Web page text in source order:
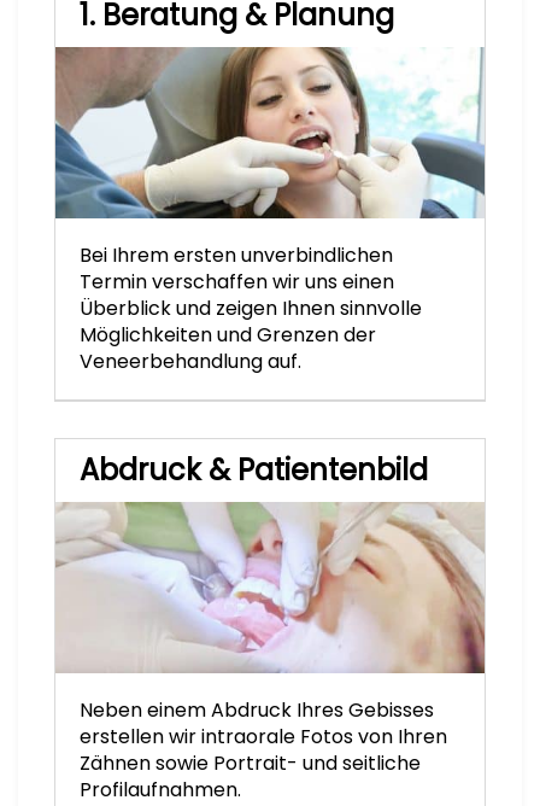
1. Beratung & Planung
Bei Ihrem ersten unverbindlichen
Termin verschaffen wir uns einen
Überblick und zeigen Ihnen sinnvolle
Möglichkeiten und Grenzen der
Veneerbehandlung auf.
Abdruck & Patientenbild
Neben einem Abdruck Ihres Gebisses
erstellen wir intraorale Fotos von Ihren
Zähnen sowie Portrait- und seitliche
Profilaufnahmen.